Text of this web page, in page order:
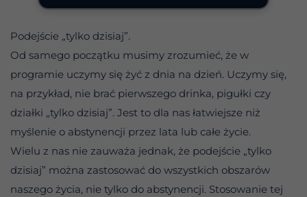
Podejście „tylko dzisiaj”.
Od samego początku musimy zrozumieć, że w
programie uczymy się żyć z dnia na dzień. Uczymy się,
na przykład, nie brać pierwszego drinka, pigułki czy
działki „tylko dzisiaj”. Jest to dla nas łatwiejsze niż
myślenie o abstynencji przez lata lub całe życie.
Wielu z nas nie zauważa jednak, że podejście „tylko
dzisiaj” można zastosować do wszystkich obszarów
naszego życia, nie tylko do abstynencji. Stosowanie tej